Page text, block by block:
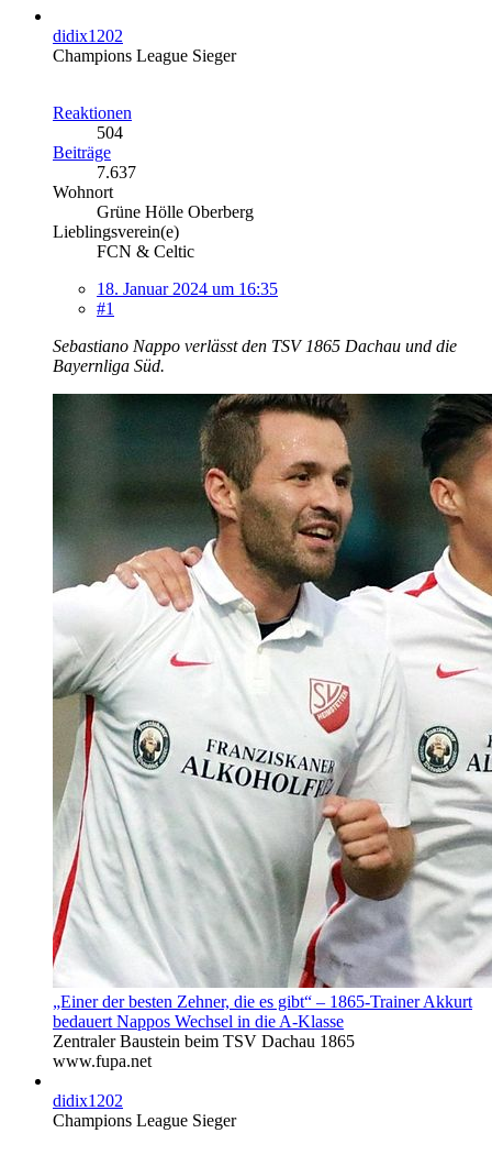
didix1202
Champions League Sieger
Reaktionen
504
Beiträge
7.637
Wohnort
Grüne Hölle Oberberg
Lieblingsverein(e)
FCN & Celtic
18. Januar 2024 um 16:35
#1
Sebastiano Nappo verlässt den TSV 1865 Dachau und die
Bayernliga Süd.
„Einer der besten Zehner, die es gibt“ – 1865-Trainer Akkurt
bedauert Nappos Wechsel in die A-Klasse
Zentraler Baustein beim TSV Dachau 1865
www.fupa.net
didix1202
Champions League Sieger